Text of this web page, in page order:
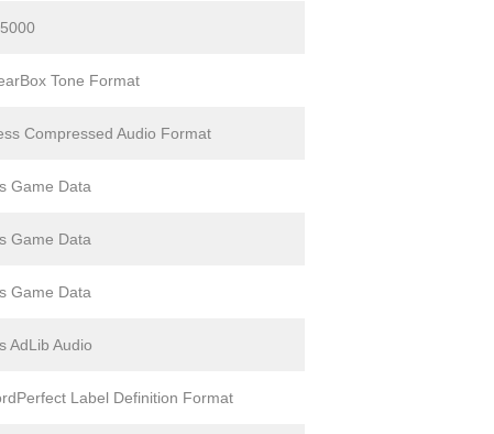
Tone Format
Compressed Audio Format
Game Data
Game Data
Game Data
AdLib Audio
Label Definition Format